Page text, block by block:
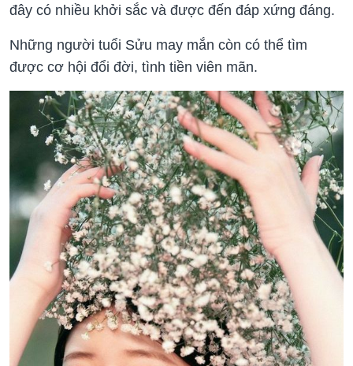
đây có nhiều khởi sắc và được đến đáp xứng đáng.
Những người tuổi Sửu may mắn còn có thể tìm
được cơ hội đổi đời, tình tiền viên mãn.